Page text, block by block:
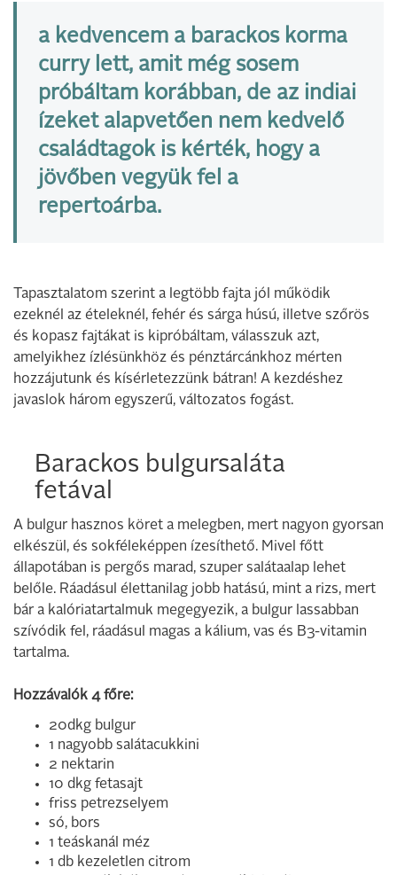
a kedvencem a barackos korma
curry lett, amit még sosem
próbáltam korábban, de az indiai
ízeket alapvetően nem kedvelő
családtagok is kérték, hogy a
jövőben vegyük fel a
repertoárba.
Tapasztalatom szerint a legtöbb fajta jól működik
ezeknél az ételeknél, fehér és sárga húsú, illetve szőrös
és kopasz fajtákat is kipróbáltam, válasszuk azt,
amelyikhez ízlésünkhöz és pénztárcánkhoz mérten
hozzájutunk és kísérletezzünk bátran! A kezdéshez
javaslok három egyszerű, változatos fogást.
Barackos bulgursaláta
fetával
A bulgur hasznos köret a melegben, mert nagyon gyorsan
elkészül, és sokféleképpen ízesíthető. Mivel főtt
állapotában is pergős marad, szuper salátaalap lehet
belőle. Ráadásul élettanilag jobb hatású, mint a rizs, mert
bár a kalóriatartalmuk megegyezik, a bulgur lassabban
szívódik fel, ráadásul magas a kálium, vas és B3-vitamin
tartalma.
Hozzávalók 4 főre:
20dkg bulgur
1 nagyobb salátacukkini
2 nektarin
10 dkg fetasajt
friss petrezselyem
só, bors
1 teáskanál méz
1 db kezeletlen citrom